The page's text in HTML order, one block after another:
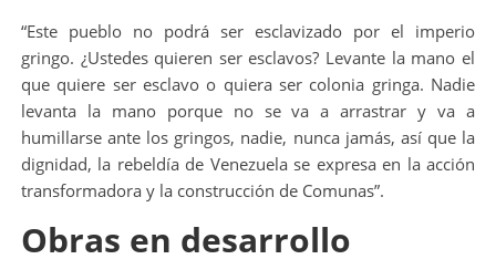
“Este pueblo no podrá ser esclavizado por el imperio
gringo. ¿Ustedes quieren ser esclavos? Levante la mano el
que quiere ser esclavo o quiera ser colonia gringa. Nadie
levanta la mano porque no se va a arrastrar y va a
humillarse ante los gringos, nadie, nunca jamás, así que la
dignidad, la rebeldía de Venezuela se expresa en la acción
transformadora y la construcción de Comunas”.
Obras en desarrollo